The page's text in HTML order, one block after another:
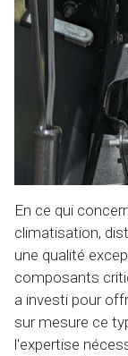
En ce qui
climatisation,
une qualité
composants
a investi pour
sur mesure ce
l'expertise